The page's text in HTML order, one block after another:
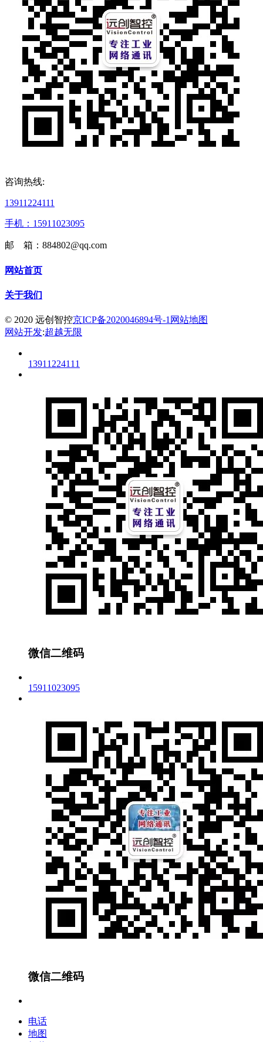
咨询热线:
13911224111
手机：15911023095
邮 箱：884802@qq.com
网站首页
关于我们
© 2020 远创智控京ICP备2020046894号-1 网站地图
网站开发:超越无限
13911224111
微信二维码
15911023095
微信二维码
电话
地图